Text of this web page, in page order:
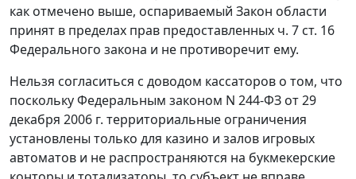
как отмечено выше, оспариваемый Закон области
принят в пределах прав предоставленных ч. 7 ст. 16
Федерального закона и не противоречит ему.
Нельзя согласиться с доводом кассаторов о том, что
посколькуФедеральным законом N 244-ФЗ от 29
декабря 2006 г. территориальные ограничения
установлены только для казино и залов игровых
автоматов и не распространяются на букмекерские